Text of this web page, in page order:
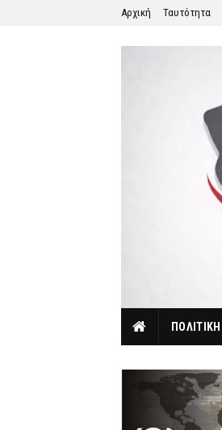
Αρχική Ταυτότητα
ΠΟΛΙΤΙΚΗ